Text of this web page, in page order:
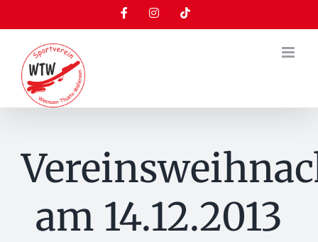
Inhalt
springen
FacebookInstagramTiktok
am 14.12.2013